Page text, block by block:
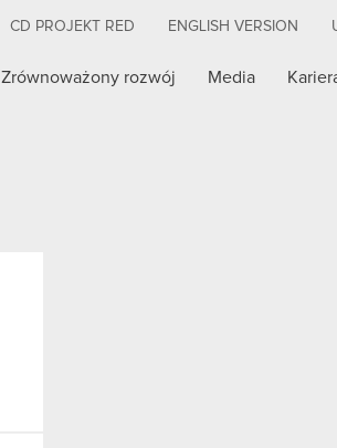
CD PROJEKT RED ENGLISH VERSION
Zrównoważony rozwój Media